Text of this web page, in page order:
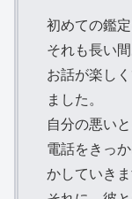
初めての鑑
それも長い
お話が楽し
ました。
自分の悪い
電話をきっ
かしていきま